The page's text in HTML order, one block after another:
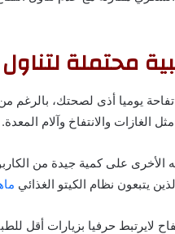
محتملة لتناول
يوميا أذى لصحتك، بالرغم
والانتفاخ وآلام المعدة.
الأخرى على كمية جيدة من
يتبعون نظام الكيتو الغذائي
لايرتبط حرفيا بزيارات أقل